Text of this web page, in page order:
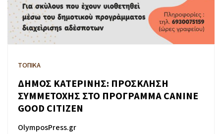
ΤΟΠΙΚΑ
ΔΗΜΟΣ ΚΑΤΕΡΙΝΗΣ: ΠΡΟΣΚΛΗΣΗ
ΣΥΜΜΕΤΟΧΗΣ ΣΤΟ ΠΡΟΓΡΑΜΜΑ CANINE
GOOD CITIZEN
OlymposPress.gr